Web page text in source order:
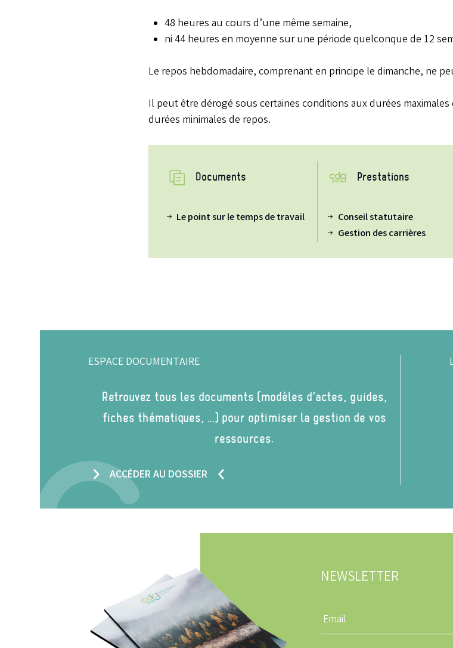
48 heures au cours d’une même semaine,
ni 44 heures en moyenne sur une période quelconque de 12
Le repos hebdomadaire, comprenant en principe le dimanche, ne
Il peut être dérogé sous certaines conditions aux durées
durées minimales de repos.
Documents
Le point sur le temps de travail
Prestations
Conseil statutaire
Gestion des carrières
ESPACE DOCUMENTAIRE
Retrouvez tous les documents (modèles d’actes, guides,
fiches thématiques, …) pour optimiser la gestion de vos
ressources.
ACCÉDER AU DOSSIER
NEWSLETTER
Entrez
une